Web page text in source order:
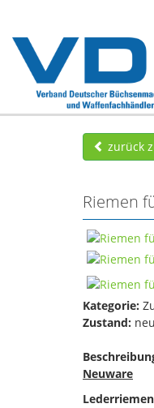
zurück
Riemen
Kategorie:
Zustand: neu
Neuware